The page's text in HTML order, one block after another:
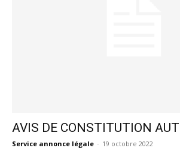
AVIS DE CONSTITUTION
Service annonce légale - 19 octobre 2022